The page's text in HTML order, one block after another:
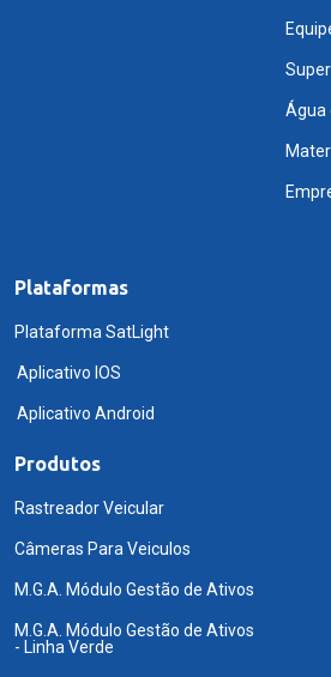
Água
Plataformas
Plataforma SatLight
Aplicativo IOS
Aplicativo Android
Produtos
Rastreador Veicular
Câmeras Para Veiculos
M.G.A. Módulo Gestão de Ativos
M.G.A. Módulo Gestão de Ativos
- Linha Verde